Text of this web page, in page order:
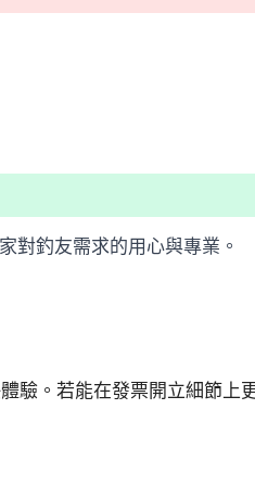
對釣友需求的用心與專業。
驗。若能在發票開立細節上